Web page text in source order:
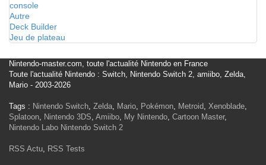
console
Autre
Deck Builder
Jeu de plateau
Nintendo-master.com, toute l'actualité Nintendo en France
Toute l'actualité Nintendo : Switch, Nintendo Switch 2, amiibo, Zelda,
Mario - 2003-2026
Tags : Nintendo Switch, Zelda, Mario, Pokémon, Metroid, Xenoblade,
Splatoon, Nintendo 3DS, Amiibo, My Nintendo, Cartoon Master,
Nintendo Labo Nintendo Switch 2
RSS Actu, RSS Tests